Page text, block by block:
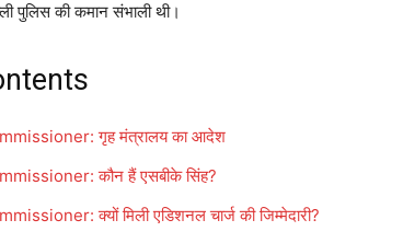
पुलिस की कमान संभाली थी।
गृह मंत्रालय का आदेश
कौन हैं एसबीके सिंह?
क्यों मिली एडिशनल चार्ज की जिम्मेदारी?